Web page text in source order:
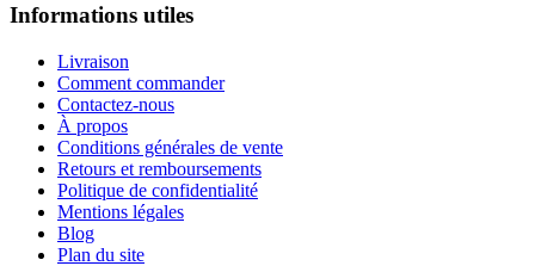
Informations utiles
Livraison
Comment commander
Contactez-nous
À propos
Conditions générales de vente
Retours et remboursements
Politique de confidentialité
Mentions légales
Blog
Plan du site